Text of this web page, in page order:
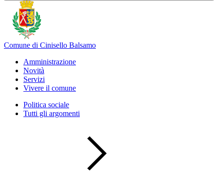
Comune di Cinisello Balsamo
Amministrazione
Novità
Servizi
Vivere il comune
Politica sociale
Tutti gli argomenti